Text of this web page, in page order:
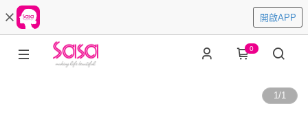
開啟APP
0
1/1